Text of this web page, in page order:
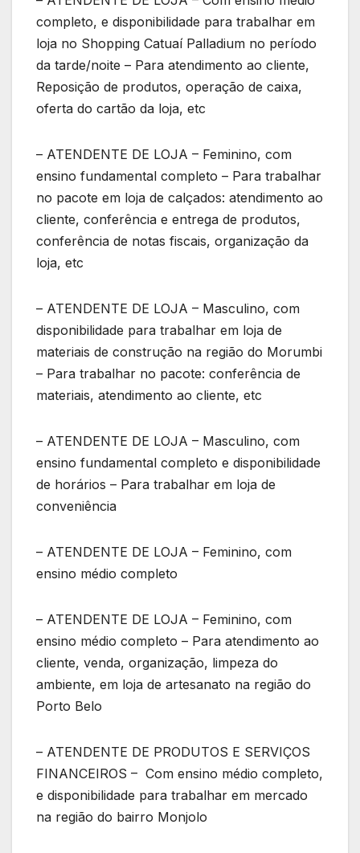
completo, e disponibilidade para trabalhar em
loja no Shopping Catuaí Palladium no período
da tarde/noite – Para atendimento ao cliente,
Reposição de produtos, operação de caixa,
oferta do cartão da loja, etc
– ATENDENTE DE LOJA – Feminino, com
ensino fundamental completo – Para trabalhar
no pacote em loja de calçados: atendimento ao
cliente, conferência e entrega de produtos,
conferência de notas fiscais, organização da
loja, etc
– ATENDENTE DE LOJA – Masculino, com
disponibilidade para trabalhar em loja de
materiais de construção na região do Morumbi
– Para trabalhar no pacote: conferência de
materiais, atendimento ao cliente, etc
– ATENDENTE DE LOJA – Masculino, com
ensino fundamental completo e disponibilidade
de horários – Para trabalhar em loja de
conveniência
– ATENDENTE DE LOJA – Feminino, com
ensino médio completo
– ATENDENTE DE LOJA – Feminino, com
ensino médio completo – Para atendimento ao
cliente, venda, organização, limpeza do
ambiente, em loja de artesanato na região do
Porto Belo
– ATENDENTE DE PRODUTOS E SERVIÇOS
FINANCEIROS – Com ensino médio completo,
e disponibilidade para trabalhar em mercado
na região do bairro Monjolo